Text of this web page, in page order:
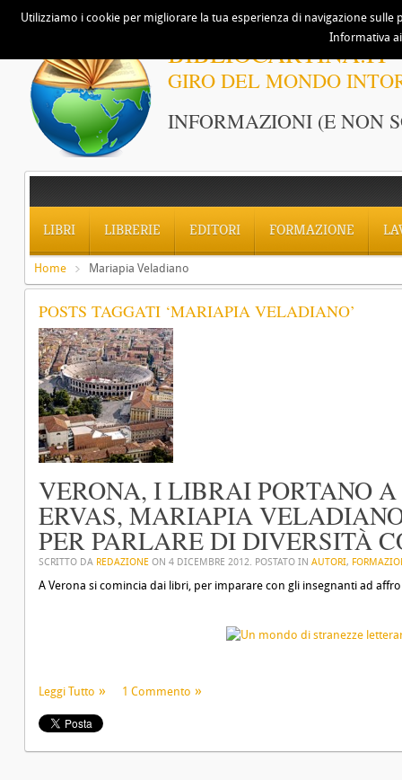
BIBLIOCARTINA.IT
GIRO DEL MONDO
INFORMAZIONI (E NON
LIBRI LIBRERIE EDITORI FORMAZIONE
Home Mariapia Veladiano
POSTS TAGGATI ‘MARIAPIA VELADIANO’
VERONA, I LIBRAI PORTANO
ERVAS, MARIAPIA
PER PARLARE DI DIVERSITÀ
SCRITTO DA REDAZIONE ON 4 DICEMBRE 2012. POSTATO IN AUTORI,
A Verona si comincia dai libri, per imparare con gli insegnanti ad
Leggi Tutto 1 Commento
Utilizziamo i cookie per migliorare la tua esperienza di navigazione
Informativa ai